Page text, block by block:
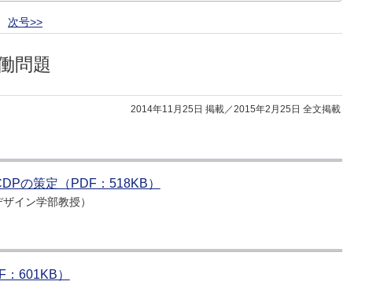
次号>>
問題
2014年11月25日 掲載／2015年2月25日 全文掲載
の策定（PDF：518KB）
イン学部教授）
601KB）